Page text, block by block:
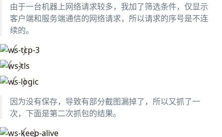
由于一台机器上网络请求较多，我加了筛选条件，仅显示
客户端和服务端通信的网络请求，所以请求的序号是不连
续的。
因为没有保存，导致有部分截图漏掉了，所以又抓了一
次，下面是第二次抓包的结果。